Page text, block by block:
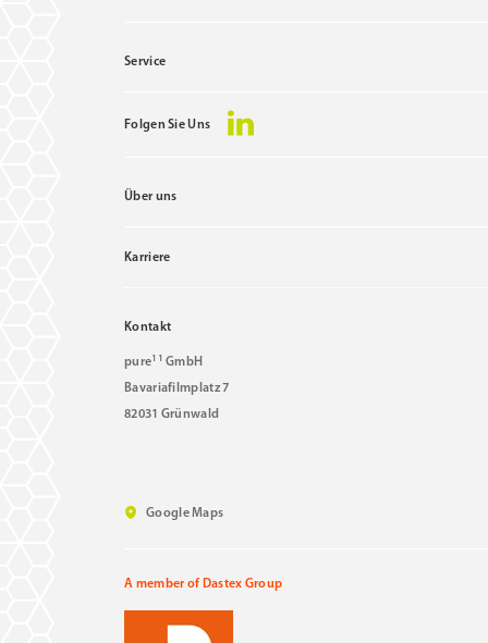
Service
Folgen Sie Uns
Über uns
Karriere
Kontakt
pure11 GmbH
Bavariafilmplatz 7
82031 Grünwald
Google Maps
A member of Dastex Group